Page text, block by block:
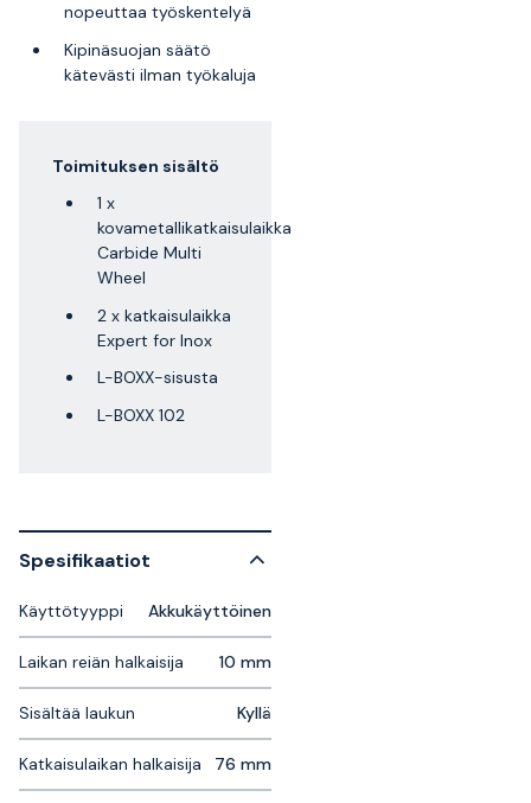
nopeuttaa työskentelyä
Kipinäsuojan säätö
kätevästi ilman työkaluja
Toimituksen sisältö
1 x
kovametallikatkaisulaikka
Carbide Multi
Wheel
2 x katkaisulaikka
Expert for Inox
L-BOXX-sisusta
L-BOXX 102
Spesifikaatiot
Käyttötyyppi Akkukäyttöinen
Laikan reiän halkaisija 10 mm
Sisältää laukun Kyllä
Katkaisulaikan halkaisija 76 mm